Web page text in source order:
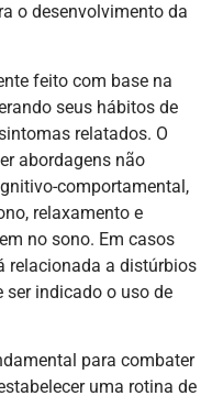
o desenvolvimento da
feito com base na
seus hábitos de
relatados. O
abordagens não
comportamental,
relaxamento e
no sono. Em casos
relacionada a distúrbios
ser indicado o uso de
para combater
uma rotina de